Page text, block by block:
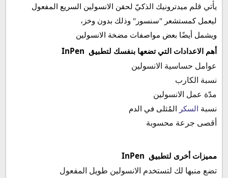
يأتي قلم ميدترونيك الذكيّ لحقن الانسولين السريع المفعول
ليعمل كمستشعر "سنسور" وذلك بدون وخز،
ويشمل أيضًا بعض مواصفات مضخة الانسولين
أهم الاعدادات التي تضعها بنفسك لتطبيق InPen
عوامل حساسية الانسولين
نسبة الكارب
مدّة عمل الانسولين
نسبة السكر المُثلى في الدم
أقصى جرعة محسوبة
مميزات أخرى لتطبيق InPen
تضع منبها لك لتستخدم الانسولين طويل المفعول